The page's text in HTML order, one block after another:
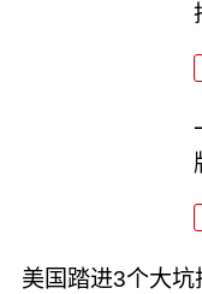
美国踏进3个大